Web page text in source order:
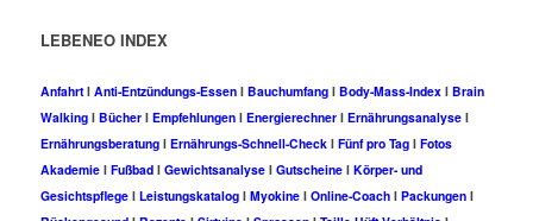
LEBENEO INDEX
AnfahrtI Anti-Entzündungs-EssenI BauchumfangI Body-Mass-IndexI Brain
WalkingI BücherI EmpfehlungenI EnergierechnerI ErnährungsanalyseI
ErnährungsberatungI Ernährungs-Schnell-CheckI Fünf pro TagI Fotos
AkademieI FußbadI GewichtsanalyseI GutscheineI Körper- und
GesichtspflegeI LeistungskatalogI MyokineI Online-CoachI PackungenI